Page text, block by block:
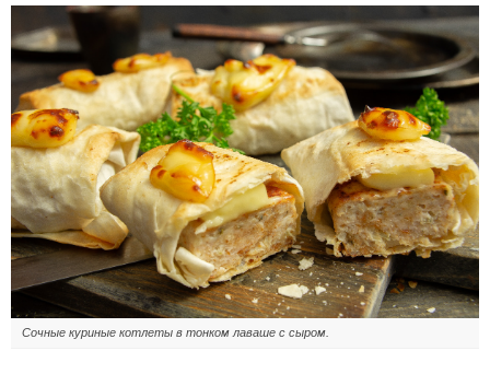
Сочные куриные котлеты в тонком лаваше с сыром.